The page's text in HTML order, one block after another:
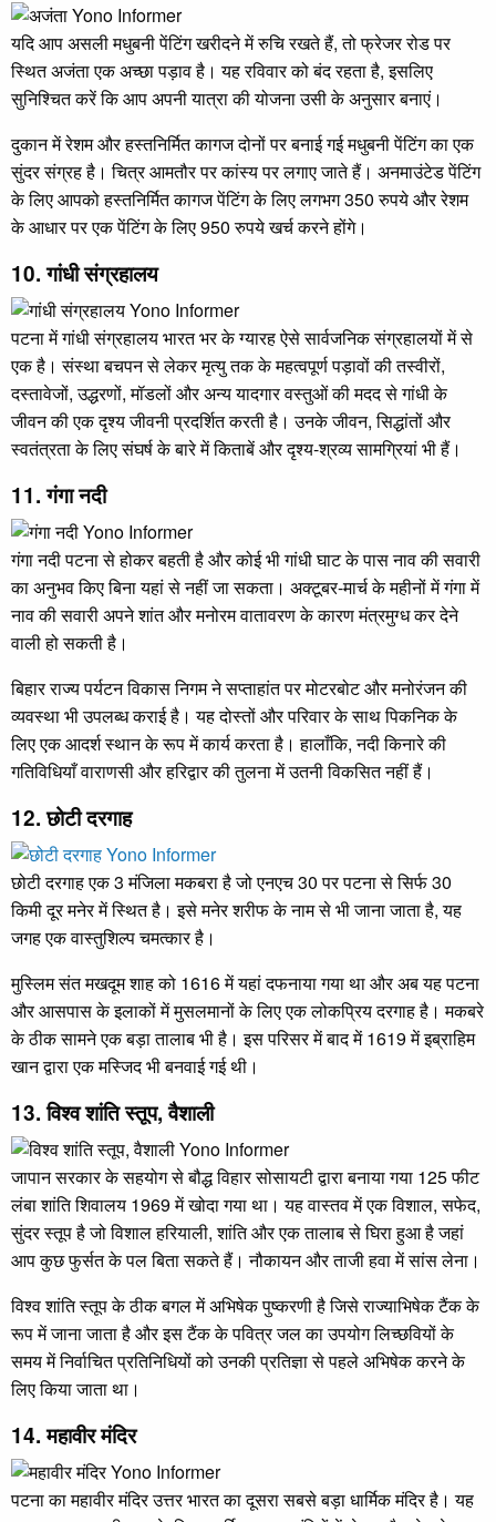
यदि आप असली मधुबनी पेंटिंग खरीदने में रुचि रखते हैं, तो फ्रेजर रोड पर
स्थित अजंता एक अच्छा पड़ाव है। यह रविवार को बंद रहता है, इसलिए
सुनिश्चित करें कि आप अपनी यात्रा की योजना उसी के अनुसार बनाएं।
दुकान में रेशम और हस्तनिर्मित कागज दोनों पर बनाई गई मधुबनी पेंटिंग का एक
सुंदर संग्रह है। चित्र आमतौर पर कांस्य पर लगाए जाते हैं। अनमाउंटेड पेंटिंग
के लिए आपको हस्तनिर्मित कागज पेंटिंग के लिए लगभग 350 रुपये और रेशम
के आधार पर एक पेंटिंग के लिए 950 रुपये खर्च करने होंगे।
10. गांधी संग्रहालय
पटना में गांधी संग्रहालय भारत भर के ग्यारह ऐसे सार्वजनिक संग्रहालयों में से
एक है। संस्था बचपन से लेकर मृत्यु तक के महत्वपूर्ण पड़ावों की तस्वीरों,
दस्तावेजों, उद्धरणों, मॉडलों और अन्य यादगार वस्तुओं की मदद से गांधी के
जीवन की एक दृश्य जीवनी प्रदर्शित करती है। उनके जीवन, सिद्धांतों और
स्वतंत्रता के लिए संघर्ष के बारे में किताबें और दृश्य-श्रव्य सामग्रियां भी हैं।
11. गंगा नदी
गंगा नदी पटना से होकर बहती है और कोई भी गांधी घाट के पास नाव की सवारी
का अनुभव किए बिना यहां से नहीं जा सकता। अक्टूबर-मार्च के महीनों में गंगा में
नाव की सवारी अपने शांत और मनोरम वातावरण के कारण मंत्रमुग्ध कर देने
वाली हो सकती है।
बिहार राज्य पर्यटन विकास निगम ने सप्ताहांत पर मोटरबोट और मनोरंजन की
व्यवस्था भी उपलब्ध कराई है। यह दोस्तों और परिवार के साथ पिकनिक के
लिए एक आदर्श स्थान के रूप में कार्य करता है। हालाँकि, नदी किनारे की
गतिविधियाँ वाराणसी और हरिद्वार की तुलना में उतनी विकसित नहीं हैं।
12. छोटी दरगाह
छोटी दरगाह एक 3 मंजिला मकबरा है जो एनएच 30 पर पटना से सिर्फ 30
किमी दूर मनेर में स्थित है। इसे मनेर शरीफ के नाम से भी जाना जाता है, यह
जगह एक वास्तुशिल्प चमत्कार है।
मुस्लिम संत मखदूम शाह को 1616 में यहां दफनाया गया था और अब यह पटना
और आसपास के इलाकों में मुसलमानों के लिए एक लोकप्रिय दरगाह है। मकबरे
के ठीक सामने एक बड़ा तालाब भी है। इस परिसर में बाद में 1619 में इब्राहिम
खान द्वारा एक मस्जिद भी बनवाई गई थी।
13. विश्व शांति स्तूप, वैशाली
जापान सरकार के सहयोग से बौद्ध विहार सोसायटी द्वारा बनाया गया 125 फीट
लंबा शांति शिवालय 1969 में खोदा गया था। यह वास्तव में एक विशाल, सफेद,
सुंदर स्तूप है जो विशाल हरियाली, शांति और एक तालाब से घिरा हुआ है जहां
आप कुछ फुर्सत के पल बिता सकते हैं। नौकायन और ताजी हवा में सांस लेना।
विश्व शांति स्तूप के ठीक बगल में अभिषेक पुष्करणी है जिसे राज्याभिषेक टैंक के
रूप में जाना जाता है और इस टैंक के पवित्र जल का उपयोग लिच्छवियों के
समय में निर्वाचित प्रतिनिधियों को उनकी प्रतिज्ञा से पहले अभिषेक करने के
लिए किया जाता था।
14. महावीर मंदिर
पटना का महावीर मंदिर उत्तर भारत का दूसरा सबसे बड़ा धार्मिक मंदिर है। यह